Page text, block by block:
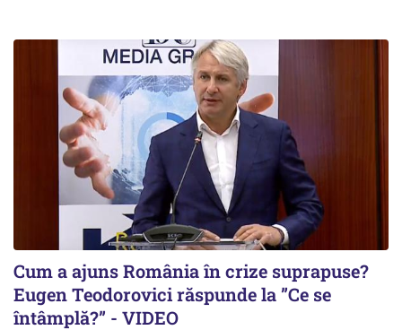
Cum a ajuns România în crize suprapuse?
Eugen Teodorovici răspunde la ”Ce se
întâmplă?” - VIDEO